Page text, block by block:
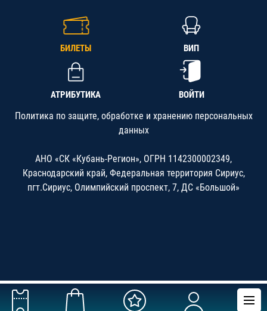
БИЛЕТЫ ВИП
АТРИБУТИКА ВОЙТИ
Политика по защите, обработке и хранению персональных
данных
АНО «СК «Кубань-Регион», ОГРН 1142300002349,
Краснодарский край, Федеральная территория Сириус,
пгт.Сириус, Олимпийский проспект, 7, ДС «Большой»